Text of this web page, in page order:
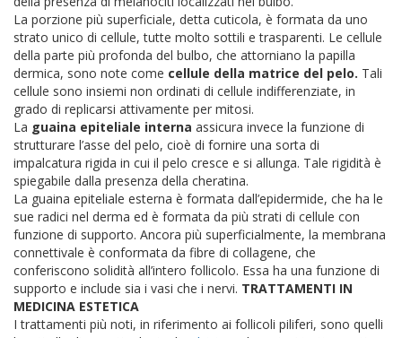
La porzione più superficiale, detta cuticola, è formata da uno
strato unico di cellule, tutte molto sottili e trasparenti. Le cellule
della parte più profonda del bulbo, che attorniano la papilla
dermica, sono note come cellule della matrice del pelo. Tali
cellule sono insiemi non ordinati di cellule indifferenziate, in
grado di replicarsi attivamente per mitosi.
La guaina epiteliale interna assicura invece la funzione di
strutturare l’asse del pelo, cioè di fornire una sorta di
impalcatura rigida in cui il pelo cresce e si allunga. Tale rigidità è
spiegabile dalla presenza della cheratina.
La guaina epiteliale esterna è formata dall’epidermide, che ha le
sue radici nel derma ed è formata da più strati di cellule con
funzione di supporto. Ancora più superficialmente, la membrana
connettivale è conformata da fibre di collagene, che
conferiscono solidità all’intero follicolo. Essa ha una funzione di
supporto e include sia i vasi che i nervi. TRATTAMENTI IN
MEDICINA ESTETICA
I trattamenti più noti, in riferimento ai follicoli piliferi, sono quelli